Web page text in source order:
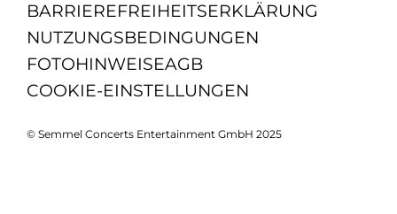
BARRIEREFREIHEITSERKLÄRUNG
NUTZUNGSBEDINGUNGEN
FOTOHINWEISEAGB
COOKIE-EINSTELLUNGEN
© Semmel Concerts Entertainment GmbH 2025